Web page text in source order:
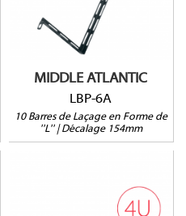
MIDDLE ATLANTIC
LBP-6A
10 Barres de Laçage en Forme de
''L'' | Décalage 154mm